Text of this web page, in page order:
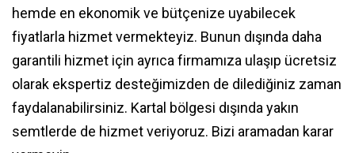
hemde en ekonomik ve bütçenize uyabilecek
fiyatlarla hizmet vermekteyiz. Bunun dışında daha
garantili hizmet için ayrıca firmamıza ulaşıp ücretsiz
olarak ekspertiz desteğimizden de dilediğiniz zaman
faydalanabilirsiniz. Kartal bölgesi dışında yakın
semtlerde de hizmet veriyoruz. Bizi aramadan karar